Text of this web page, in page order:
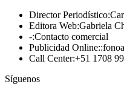
Director Periodístico:
Editora Web:Gabriela
-:Contacto comercial
Publicidad Online::
Call Center:+51 1708
Síguenos